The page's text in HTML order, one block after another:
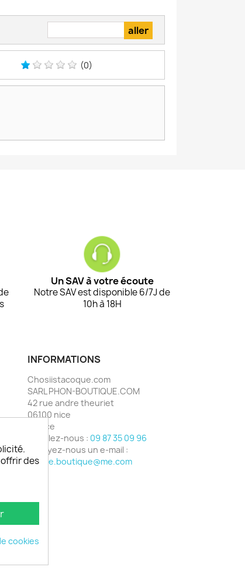
(0)
Un SAV à votre écoute
Notre SAV est disponible 6/7J de
10h à 18H
INFORMATIONS
Chosiistacoque.com
SARL PHON-BOUTIQUE.COM
42 rue andre theuriet
06100 nice
France
Appelez-nous : 09 87 35 09 96
Envoyez-nous un e-mail :
phone.boutique@me.com
des
cookies